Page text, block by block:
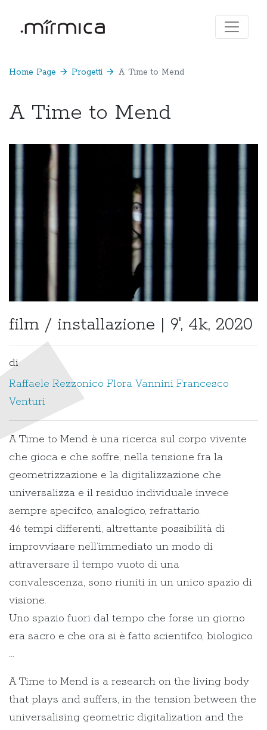
Home Page arrow_forward Progetti arrow_forward A Time to Mend
A Time to Mend
film / installazione | 9', 4k, 2020
di
Raffaele Rezzonico Flora Vannini Francesco
Venturi
A Time to Mend è una ricerca sul corpo vivente
che gioca e che soffre, nella tensione fra la
geometrizzazione e la digitalizzazione che
universalizza e il residuo individuale invece
sempre specifco, analogico, refrattario.
46 tempi differenti, altrettante possibilità di
improvvisare nell’immediato un modo di
attraversare il tempo vuoto di una
convalescenza, sono riuniti in un unico spazio di
visione.
Uno spazio fuori dal tempo che forse un giorno
era sacro e che ora si è fatto scientifco, biologico.
...
A Time to Mend is a research on the living body
that plays and suffers, in the tension between the
universalising geometric digitalization and the